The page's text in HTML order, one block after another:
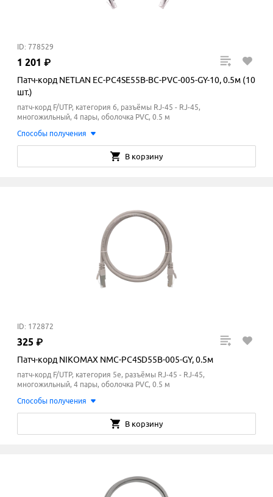
ID: 778529
1 201 ₽
Патч-корд NETLAN EC-PC4SE55B-BC-PVC-005-GY-10, 0.5м (10
шт.)
патч-корд F/UTP, категория 6, разъёмы RJ-45 - RJ-45,
многожильный, 4 пары, оболочка PVC, 0.5 м
Способы получения
В корзину
ID: 172872
325 ₽
Патч-корд NIKOMAX NMC-PC4SD55B-005-GY, 0.5м
патч-корд F/UTP, категория 5e, разъёмы RJ-45 - RJ-45,
многожильный, 4 пары, оболочка PVC, 0.5 м
Способы получения
В корзину